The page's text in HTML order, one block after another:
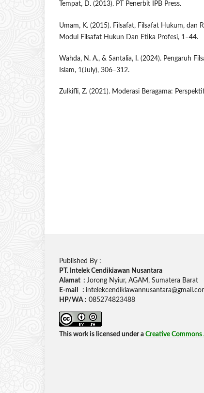
Tempat, D. (2013). PT Penerbit IPB Press.
Umam, K. (2015). Filsafat, Filsafat Hukum, dan
Modul Filsafat Hukun Dan Etika Profesi, 1–44.
Wahda, N. A., & Santalia, I. (2024). Pengaruh
Islam, 1(July), 306–312.
Zulkifli, Z. (2021). Moderasi Beragama:
Published By :
PT. Intelek Cendikiawan Nusantara
Alamat : Jorong Nyiur, AGAM, Sumatera Barat
E-mail :
HP/WA : 085274823488
This work is licensed under a Creative